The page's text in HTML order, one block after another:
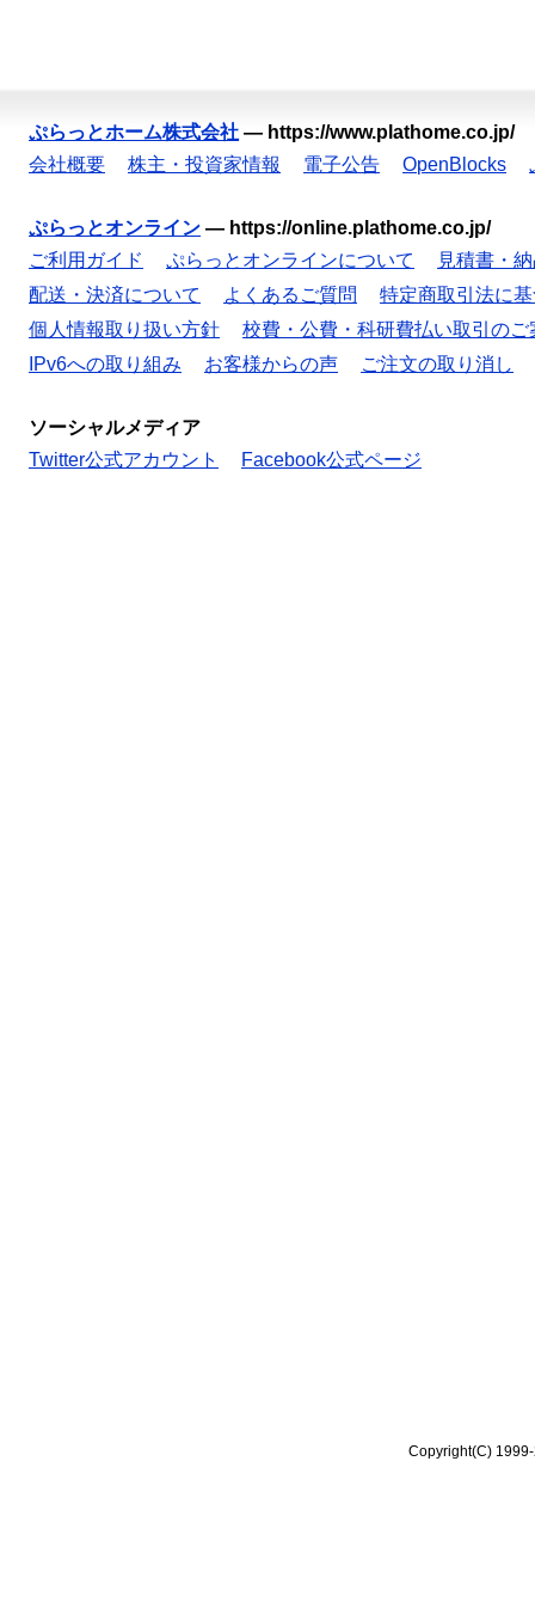
ぷらっとホーム株式会社 — https://www.plathome.co.jp/
会社概要
株主・投資家情報 電子公告 OpenBlocks
ぷらっとオンライン — https://online.plathome.co.jp/
ご利用ガイド
ぷらっとオンラインについて
見積書・
配送・決済について
よくあるご質問
特定商取引法に
個人情報取り扱い方針
校費・公費・科研費払い取引のご
IPv6への取り組み
お客様からの声 ご注文の取り消し
ソーシャルメディア
Twitter公式アカウント
Facebook公式ページ
Copyright(C)